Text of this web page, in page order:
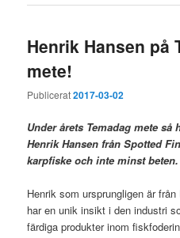
Henrik Hansen på
mete!
Publicerat2017-03-02
Under årets Temadag mete
Henrik Hansen från Spotted
karpfiske och inte minst beten.
Henrik som ursprungligen är
har en unik insikt i den industri
färdiga produkter inom